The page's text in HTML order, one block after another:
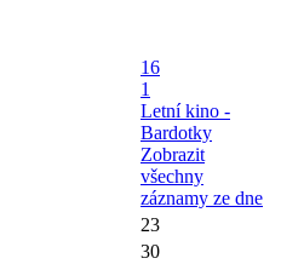
16
1
Letní kino -
Bardotky
Zobrazit
všechny
záznamy ze dne
23
30